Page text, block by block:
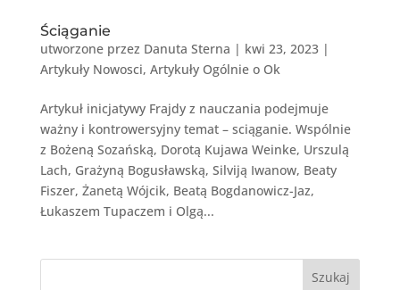
Ściąganie
utworzone przez Danuta Sterna | kwi 23, 2023|
Artykuły Nowosci, Artykuły Ogólnie o Ok
Artykuł inicjatywy Frajdy z nauczania podejmuje
ważny i kontrowersyjny temat – sciąganie. Wspólnie
z Bożeną Sozańską, Dorotą Kujawa Weinke, Urszulą
Lach, Grażyną Bogusławską, Silviją Iwanow, Beaty
Fiszer, Żanetą Wójcik, Beatą Bogdanowicz-Jaz,
Łukaszem Tupaczem i Olgą...
Szukaj